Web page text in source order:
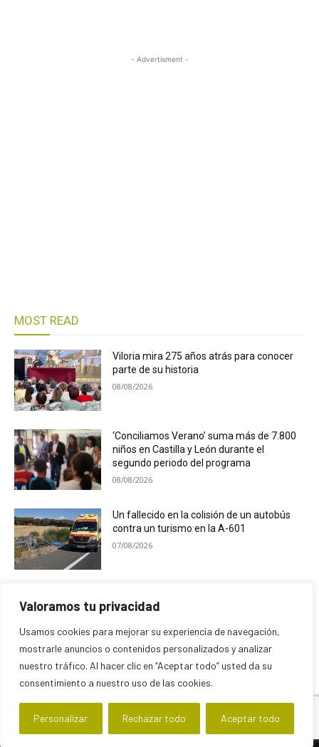
Valoramos tu privacidad
Usamos cookies para mejorar su experiencia de navegación,
mostrarle anuncios o contenidos personalizados y analizar
nuestro tráfico. Al hacer clic en “Aceptar todo” usted da su
consentimiento a nuestro uso de las cookies.
Personalizar Rechazar todo Aceptar todo
- Advertisment -
MOST READ
Viloria mira 275 años atrás para conocer
parte de su historia
08/08/2026
‘Conciliamos Verano’ suma más de 7.800
niños en Castilla y León durante el
segundo periodo del programa
08/08/2026
Un fallecido en la colisión de un autobús
contra un turismo en la A-601
07/08/2026
las mejores fotografías de sus fiestas
© Newspaper WordPress Theme by TagDiv